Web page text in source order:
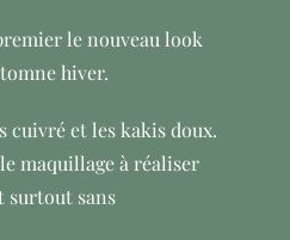
le nouveau look
hiver.
cuivré et les kakis doux.
maquillage à réaliser
surtout sans